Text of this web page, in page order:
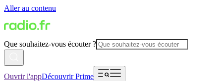
Aller au contenu
Que souhaitez-vous écouter ?
Ouvrir l'appDécouvrir Prime